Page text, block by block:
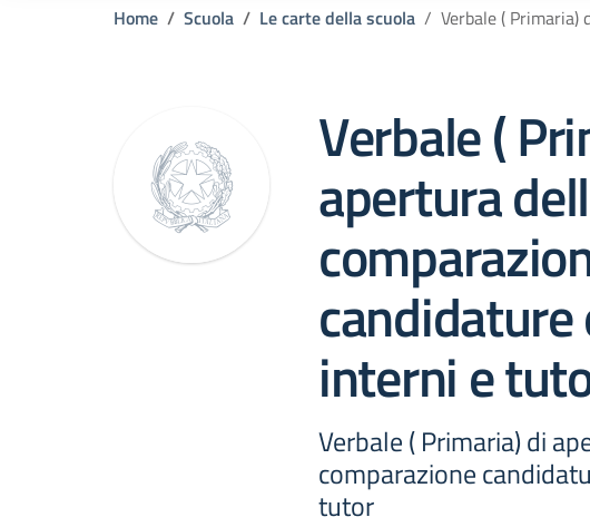
Home Scuola Le carte della scuola Verbale (
Verbale (
apertura
interni e
Verbale ( Primaria) di
comparazione
tutor